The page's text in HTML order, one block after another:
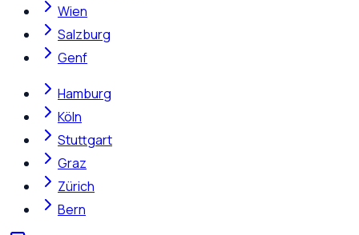
Wien
Salzburg
Genf
Hamburg
Köln
Stuttgart
Graz
Zürich
Bern